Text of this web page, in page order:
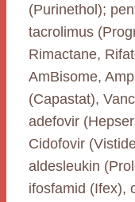
(Purinethol);
tacrolimus
Rimactane,
AmBisome,
(Capastat),
adefovir
Cidofovir
aldesleukin
ifosfamid (Ifex),